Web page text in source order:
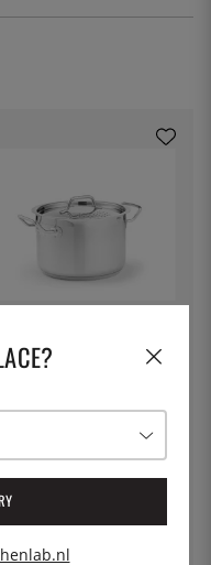
met afsluitbare deksel,
- Patina